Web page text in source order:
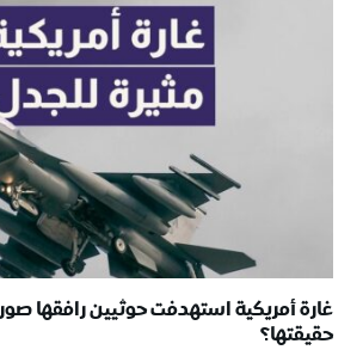
غارة أمريكية استهدفت حوثيين رافقها
حقيقتها؟